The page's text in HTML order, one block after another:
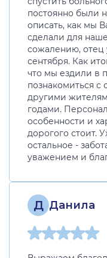
постоянно были
описать, как мы
сделали для
сожалению, отец
сентября. Как
что мы ездили в
познакомиться с
другими
годами.
особенности и
дорогого стоит.
остальное -
уважением и
Д Данила